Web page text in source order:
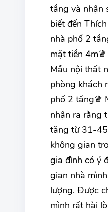
tầng và nhận
biết đến
nhà phố 2
mặt tiền
Mẫu nội thất
phòng khách
phố 2 tầng♛
nhận ra rằng
tăng từ 31-
không gian
gia đình có ý
gian nhà
lượng. Được
mình rất hài